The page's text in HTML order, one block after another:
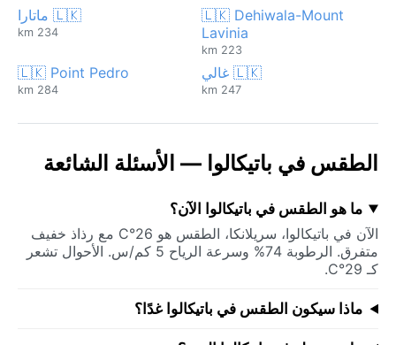
🇱🇰 Dehiwala-Mount
Lavinia
223 km
🇱🇰 ماتارا
234 km
🇱🇰 غالي
247 km
🇱🇰 Point Pedro
284 km
الطقس في باتيكالوا — الأسئلة الشائعة
ما هو الطقس في باتيكالوا الآن؟
الآن في باتيكالوا، سريلانكا، الطقس هو 26°C مع رذاذ خفيف
متفرق. الرطوبة 74% وسرعة الرياح 5 كم/س. الأحوال تشعر
كـ 29°C.
ماذا سيكون الطقس في باتيكالوا غدًا؟